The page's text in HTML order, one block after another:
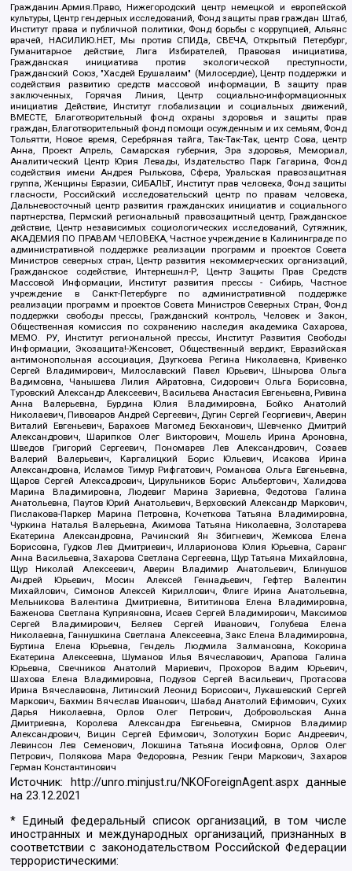
Гражданин.Армия.Право, Нижегородский центр немецкой и европейской
культуры, Центр гендерных исследований, Фонд защиты прав граждан Штаб,
Институт права и публичной политики, Фонд борьбы с коррупцией, Альянс
врачей, НАСИЛИЮ.НЕТ, Мы против СПИДа, СВЕЧА, Открытый Петербург,
Гуманитарное действие, Лига Избирателей, Правовая инициатива,
Гражданская инициатива против экологической преступности,
Гражданский Союз, "Хасдей Ерушалаим" (Милосердие), Центр поддержки и
содействия развитию средств массовой информации, В защиту прав
заключенных, Горячая Линия, Центр социально-информационных
инициатив Действие, Институт глобализации и социальных движений,
ВМЕСТЕ, Благотворительный фонд охраны здоровья и защиты прав
граждан, Благотворительный фонд помощи осужденным и их семьям, Фонд
Тольятти, Новое время, Серебряная тайга, Так-Так-Так, центр Сова, центр
Анна, Проект Апрель, Самарская губерния, Эра здоровья, Мемориал,
Аналитический Центр Юрия Левады, Издательство Парк Гагарина, Фонд
содействия имени Андрея Рылькова, Сфера, Уральская правозащитная
группа, Женщины Евразии, СИБАЛЬТ, Институт прав человека, Фонд защиты
гласности, Российский исследовательский центр по правам человека,
Дальневосточный центр развития гражданских инициатив и социального
партнерства, Пермский региональный правозащитный центр, Гражданское
действие, Центр независимых социологических исследований, Сутяжник,
АКАДЕМИЯ ПО ПРАВАМ ЧЕЛОВЕКА, Частное учреждение в Калининграде по
административной поддержке реализации программ и проектов Совета
Министров северных стран, Центр развития некоммерческих организаций,
Гражданское содействие, Интернешнл-Р, Центр Защиты Прав Средств
Массовой Информации, Институт развития прессы - Сибирь, Частное
учреждение в Санкт-Петербурге по административной поддержке
реализации программ и проектов Совета Министров Северных Стран, Фонд
поддержки свободы прессы, Гражданский контроль, Человек и Закон,
Общественная комиссия по сохранению наследия академика Сахарова,
МЕМО. РУ, Институт региональной прессы, Институт Развития Свободы
Информации, Экозащита!-Женсовет, Общественный вердикт, Евразийская
антимонопольная ассоциация, Дзугкоева Регина Николаевна, Кривенко
Сергей Владимирович, Милославский Павел Юрьевич, Шнырова Ольга
Вадимовна, Чанышева Лилия Айратовна, Сидорович Ольга Борисовна,
Туровский Александр Алексеевич, Васильева Анастасия Евгеньевна, Ривина
Анна Валерьевна, Бурдина Юлия Владимировна, Бойко Анатолий
Николаевич, Пивоваров Андрей Сергеевич, Дугин Сергей Георгиевич, Аверин
Виталий Евгеньевич, Барахоев Магомед Бекханович, Шевченко Дмитрий
Александрович, Шарипков Олег Викторович, Мошель Ирина Ароновна,
Шведов Григорий Сергеевич, Пономарев Лев Александрович, Созаев
Валерий Валерьевич, Каргалицкий Борис Юльевич, Исакова Ирина
Александровна, Исламов Тимур Рифгатович, Романова Ольга Евгеньевна,
Щаров Сергей Алексадрович, Цирульников Борис Альбертович, Халидова
Марина Владимировна, Людевиг Марина Зариевна, Федотова Галина
Анатольевна, Паутов Юрий Анатольевич, Верховский Александр Маркович,
Пислакова-Паркер Марина Петровна, Кочеткова Татьяна Владимировна,
Чуркина Наталья Валерьевна, Акимова Татьяна Николаевна, Золотарева
Екатерина Александровна, Рачинский Ян Збигневич, Жемкова Елена
Борисовна, Гудков Лев Дмитриевич, Илларионова Юлия Юрьевна, Саранг
Анна Васильевна, Захарова Светлана Сергеевна, Щур Татьяна Михайловна,
Щур Николай Алексеевич, Аверин Владимир Анатольевич, Блинушов
Андрей Юрьевич, Мосин Алексей Геннадьевич, Гефтер Валентин
Михайлович, Симонов Алексей Кириллович, Флиге Ирина Анатольевна,
Мельникова Валентина Дмитриевна, Вититинова Елена Владимировна,
Баженова Светлана Куприяновна, Исаев Сергей Владимирович, Максимов
Сергей Владимирович, Беляев Сергей Иванович, Голубева Елена
Николаевна, Ганнушкина Светлана Алексеевна, Закс Елена Владимировна,
Буртина Елена Юрьевна, Гендель Людмила Залмановна, Кокорина
Екатерина Алексеевна, Шуманов Илья Вячеславович, Арапова Галина
Юрьевна, Свечников Анатолий Мариевич, Прохоров Вадим Юрьевич,
Шахова Елена Владимировна, Подузов Сергей Васильевич, Протасова
Ирина Вячеславовна, Литинский Леонид Борисович, Лукашевский Сергей
Маркович, Бахмин Вячеслав Иванович, Шабад Анатолий Ефимович, Сухих
Дарья Николаевна, Орлов Олег Петрович, Добровольская Анна
Дмитриевна, Королева Александра Евгеньевна, Смирнов Владимир
Александрович, Вицин Сергей Ефимович, Золотухин Борис Андреевич,
Левинсон Лев Семенович, Локшина Татьяна Иосифовна, Орлов Олег
Петрович, Полякова Мара Федоровна, Резник Генри Маркович, Захаров
Герман Константинович
Источник: http://unro.minjust.ru/NKOForeignAgent.aspxданные
на23.12.2021
* Единый федеральный список организаций, в том числе
иностранных и международных организаций, признанных в
соответствии с законодательством Российской Федерации
террористическими: